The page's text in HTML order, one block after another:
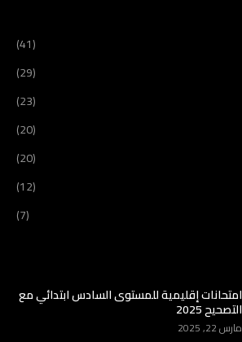
(41)
(29)
(23)
(20)
(20)
(12)
(7)
امتحانات إقليمية للمستوى السادس ابتدائي مع
التصحيح 2025
مارس 22, 2025